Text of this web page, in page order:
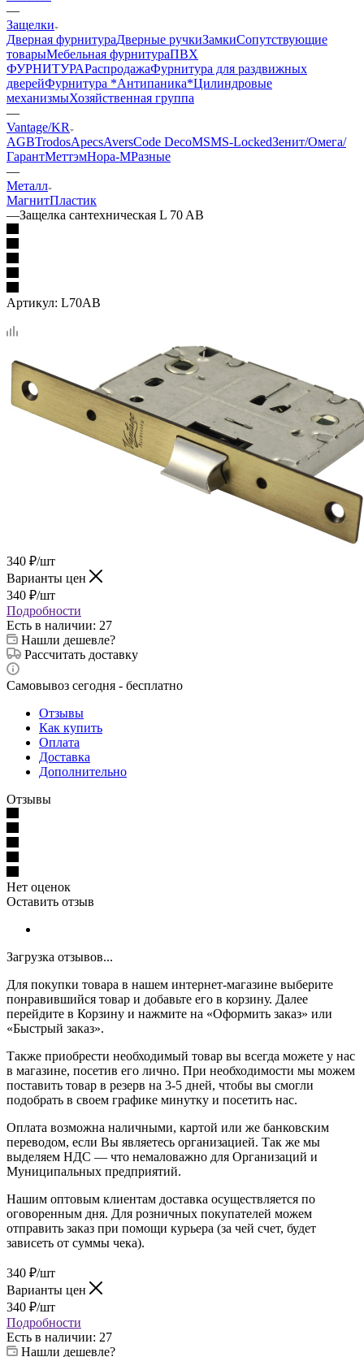
—
Защелки
Дверная фурнитураДверные ручкиЗамкиСопутствующие
товарыМебельная фурнитураПВХ
ФУРНИТУРАРаспродажаФурнитура для раздвижных
дверейФурнитура *Антипаника*Цилиндровые
механизмыХозяйственная группа
—
Vantage/KR
AGBTrodosApecsAversCode DecoMSMS-LockedЗенит/Омега/
ГарантМеттэмНора-МРазные
—
Металл
МагнитПластик
—Защелка сантехническая L 70 AB
Артикул: L70AB
340 ₽/шт
Варианты цен
340 ₽/шт
Подробности
Есть в наличии: 27
Нашли дешевле?
Рассчитать доставку
Самовывоз сегодня - бесплатно
Отзывы
Как купить
Оплата
Доставка
Дополнительно
Отзывы
Нет оценок
Оставить отзыв
Загрузка отзывов...
Для покупки товара в нашем интернет-магазине выберите
понравившийся товар и добавьте его в корзину. Далее
перейдите в Корзину и нажмите на «Оформить заказ» или
«Быстрый заказ».
Также приобрести необходимый товар вы всегда можете у нас
в магазине, посетив его лично. При необходимости мы можем
поставить товар в резерв на 3-5 дней, чтобы вы смогли
подобрать в своем графике минутку и посетить нас.
Оплата возможна наличными, картой или же банковским
переводом, если Вы являетесь организацией. Так же мы
выделяем НДС — что немаловажно для Организаций и
Муниципальных предприятий.
Нашим оптовым клиентам доставка осуществляется по
оговоренным дня. Для розничных покупателей можем
отправить заказ при помощи курьера (за чей счет, будет
зависеть от суммы чека).
340 ₽/шт
Варианты цен
340 ₽/шт
Подробности
Есть в наличии: 27
Нашли дешевле?